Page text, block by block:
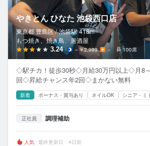
やきとん ひなた 池袋西口店
東京都 豊島区 / 池袋駅 418m
もつ焼き、焼き鳥、居酒屋
3.24 ～￥2,999 － 100席
◇駅チカ！徒歩30秒◇月給30万円以上◇月8
回◇昇給チャンス年2回◇まかない無料
新着 ボーナス・賞与あり ネイルOK シニア・ミ
正社員 調理補助
人気 最終更新日：4日前